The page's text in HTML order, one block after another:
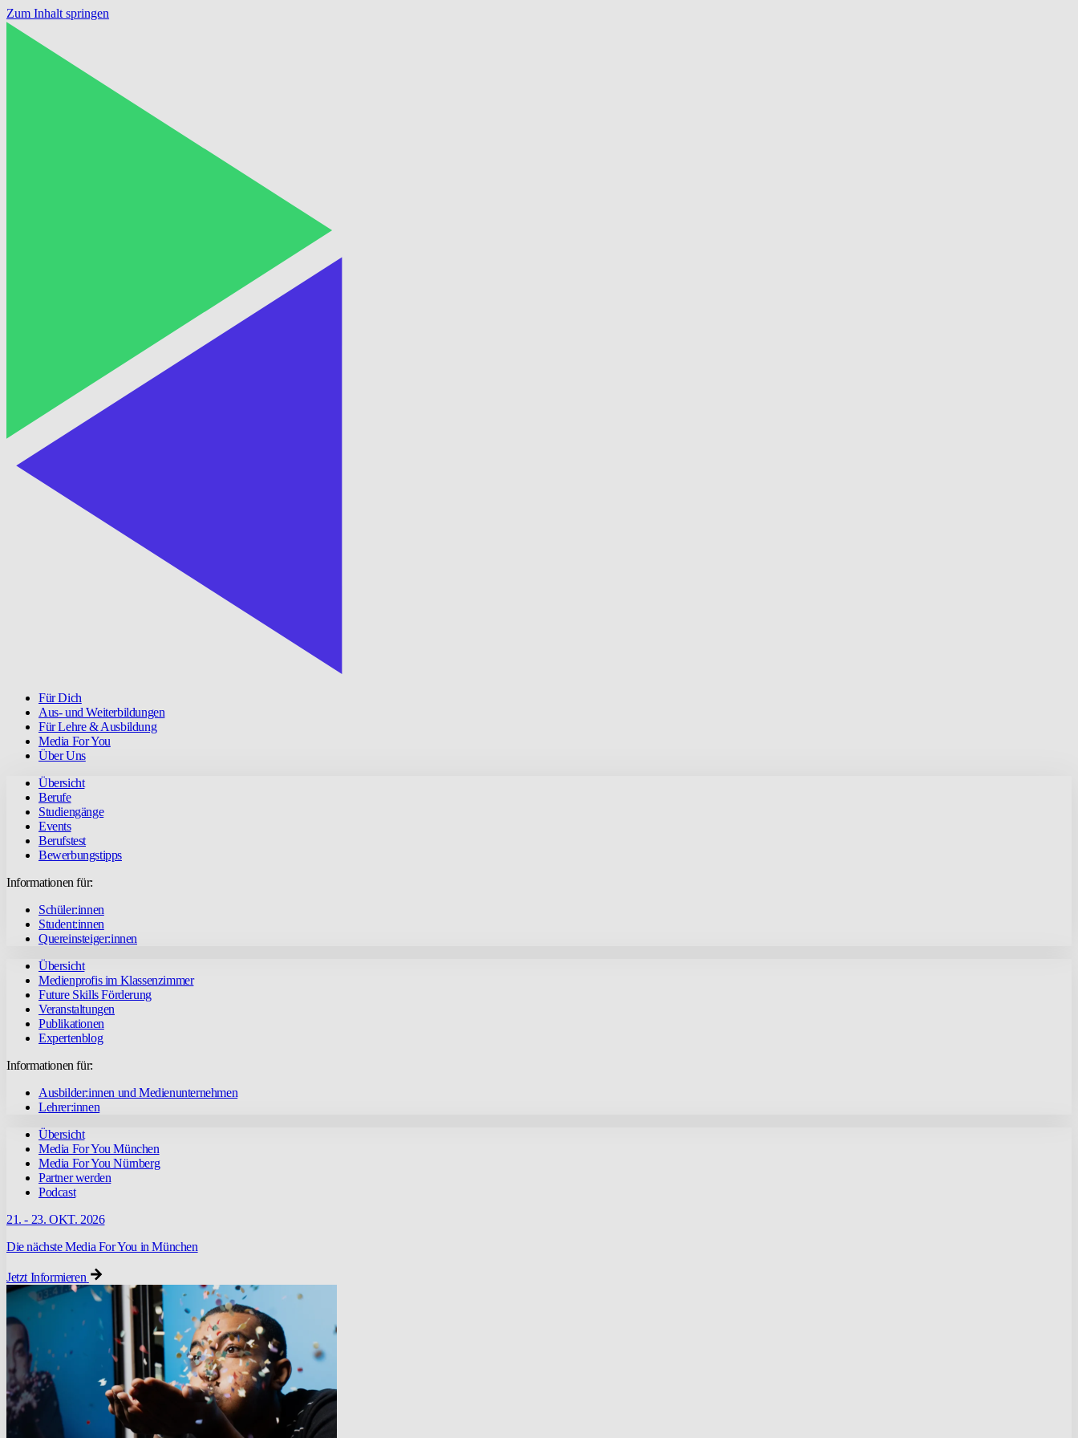
Zum Inhalt springen
Für Dich
Aus- und Weiterbildungen
Für Lehre & Ausbildung
Media For You
Über Uns
Übersicht
Berufe
Studiengänge
Events
Berufstest
Bewerbungstipps
Informationen für:
Schüler:innen
Student:innen
Quereinsteiger:innen
Übersicht
Medienprofis im Klassenzimmer
Future Skills Förderung
Veranstaltungen
Publikationen
Expertenblog
Informationen für:
Ausbilder:innen und Medienunternehmen
Lehrer:innen
Übersicht
Media For You München
Media For You Nürnberg
Partner werden
Podcast
21. - 23. OKT. 2026
Die nächste Media For You in München
Jetzt Informieren